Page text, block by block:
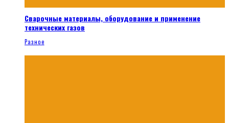
Сварочные материалы, оборудование и применение
технических газов
Разное